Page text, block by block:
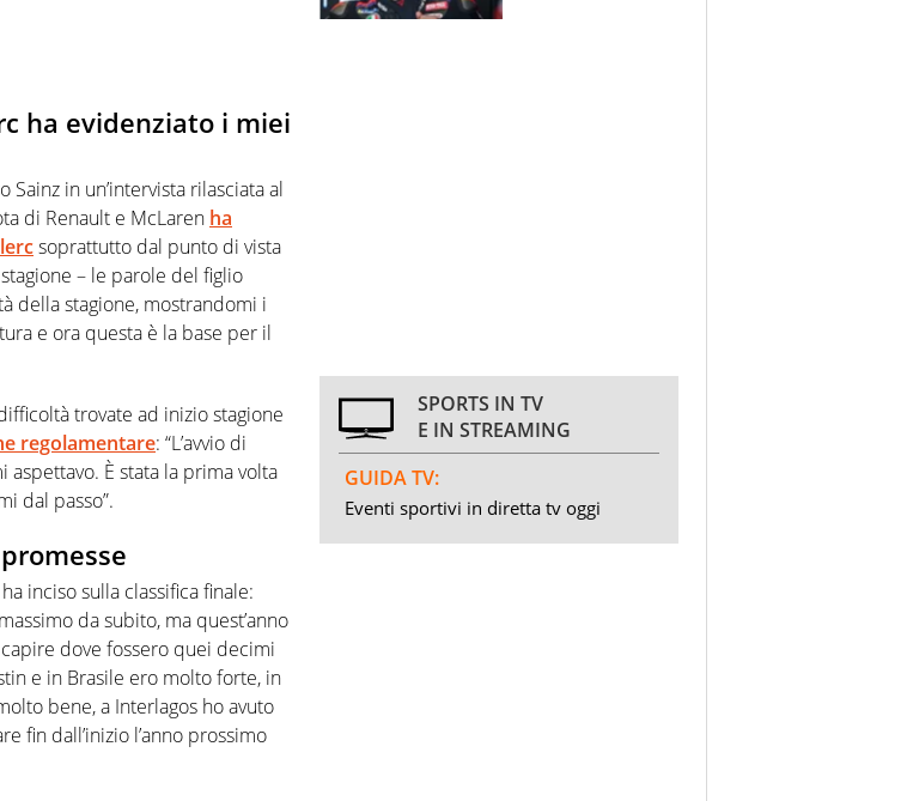
ha evidenziato i miei
in un’intervista rilasciata al
di Renault e McLaren ha
soprattutto dal punto di vista
– le parole del figlio
della stagione, mostrandomi i
e ora questa è la base per il
trovate ad inizio stagione
regolamentare: “L’avvio di
È stata la prima volta
dal passo”.
inciso sulla classifica finale:
da subito, ma quest’anno
dove fossero quei decimi
e in Brasile ero molto forte, in
bene, a Interlagos ho avuto
fin dall’inizio l’anno prossimo
SPORTS IN TV
E IN STREAMING
GUIDA TV:
Eventi sportivi in diretta tv oggi